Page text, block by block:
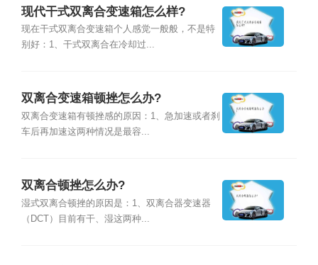
现代干式双离合变速箱怎么样?
现在干式双离合变速箱个人感觉一般般，不是特
别好：1、干式双离合在冷却过...
双离合变速箱顿挫怎么办?
双离合变速箱有顿挫感的原因：1、急加速或者刹
车后再加速这两种情况是最容...
双离合顿挫怎么办?
湿式双离合顿挫的原因是：1、双离合器变速器
（DCT）目前有干、湿这两种...